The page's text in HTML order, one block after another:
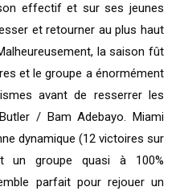
effectif et sur ses jeunes
et retourner au plus haut
la saison fût
et le groupe a énormément
avant de resserrer les
/ Bam Adebayo. Miami
dynamique (12 victoires sur
un groupe quasi à 100%
parfait pour rejouer un